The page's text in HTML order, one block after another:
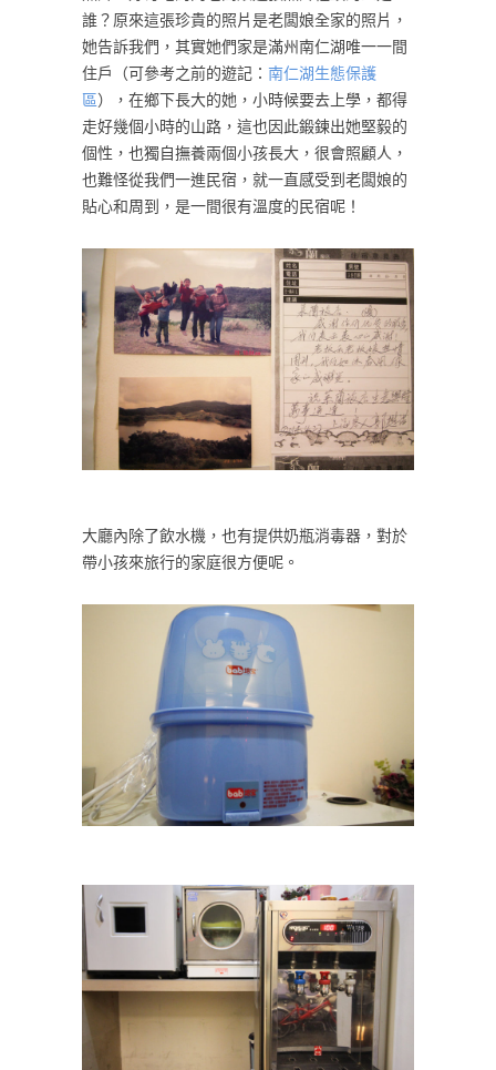
誰？原來這張珍貴的照片是老闆娘全家的照片，
她告訴我們，其實她們家是滿州南仁湖唯一一間
住戶（可參考之前的遊記： 南仁湖生態保護
區 ），在鄉下長大的她，小時候要去上學，都得
走好幾個小時的山路，這也因此鍛鍊出她堅毅的
個性，也獨自撫養兩個小孩長大，很會照顧人，
也難怪從我們一進民宿，就一直感受到老闆娘的
貼心和周到，是一間很有溫度的民宿呢！
大廳內除了飲水機，也有提供奶瓶消毒器，對於
帶小孩來旅行的家庭很方便呢。